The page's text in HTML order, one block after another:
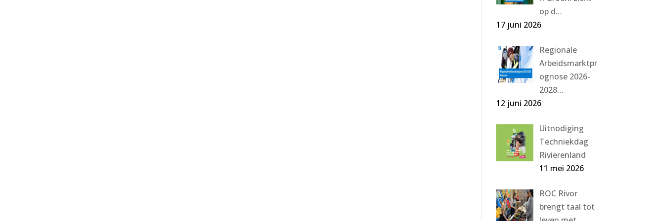
op d…
17 juni 2026
Regionale
Arbeidsmarktpr
ognose 2026-
2028…
12 juni 2026
Uitnodiging
Techniekdag
Rivierenland
11 mei 2026
ROC Rivor
brengt taal tot